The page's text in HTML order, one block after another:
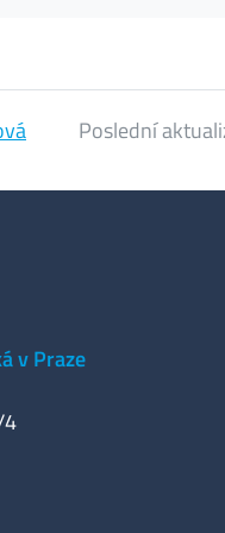
Poslední
v Praze